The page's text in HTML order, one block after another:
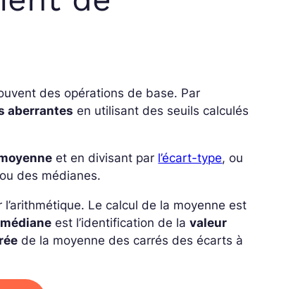
des opérations de base. Par
aberrantes en utilisant des seuils calculés
et en divisant par l’écart-type, ou
des médianes.
Le calcul de la moyenne est
médiane est l’identification de lavaleur
de la moyenne des carrés des écarts à